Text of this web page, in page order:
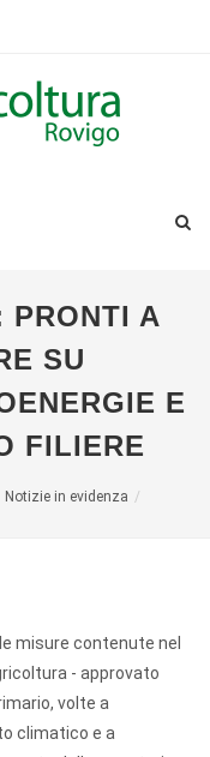
PRONTI A
SU
E
FILIERE
Notizie in evidenza
misure contenute nel
- approvato
volte a
climatico e a